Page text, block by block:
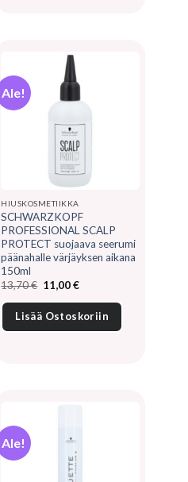
Ale!
HIUSKOSMETIIKKA
SCHWARZKOPF
PROFESSIONAL SCALP
PROTECT suojaava seerumi
päänahalle värjäyksen aikana
150ml
13,70€ Alkuperäinen
hinta
oli:
13,70 €.
11,00€Nykyinen
on:
11,00 €.
Lisää Ostoskoriin
Ale!